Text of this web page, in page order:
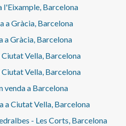
l'Eixample, Barcelona
a Gràcia, Barcelona
a Gràcia, Barcelona
Ciutat Vella, Barcelona
Vella, Barcelona
venda a Barcelona
a Ciutat Vella, Barcelona
- Les Corts, Barcelona